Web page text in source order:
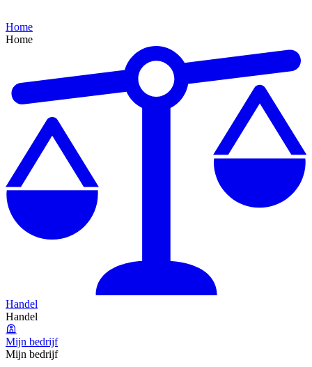
Home
Home
Handel
Handel
Mijn bedrijf
Mijn bedrijf